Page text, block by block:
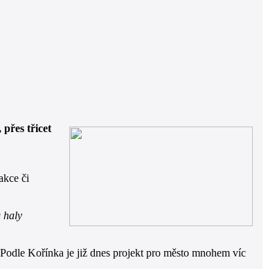
přes třicet
či
haly
Kořínka je již dnes projekt pro město mnohem víc